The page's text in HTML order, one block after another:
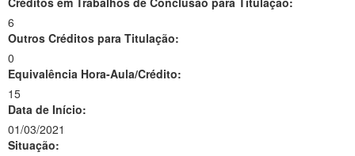
6
Outros Créditos para Titulação:
0
Equivalência Hora-Aula/Crédito:
15
Data de Início:
01/03/2021
Situação: